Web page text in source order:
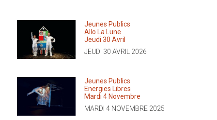
Jeunes Publics
Allo La Lune
Jeudi 30 Avril
JEUDI 30 AVRIL 2026
Jeunes Publics
Ener­gies Libres
Mardi 4 Novembre
MARDI 4 NOVEMBRE 2025